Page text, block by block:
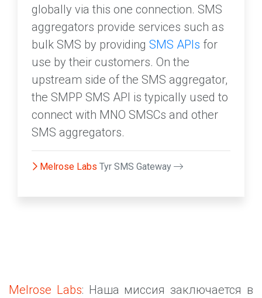
globally via this one connection. SMS
aggregators provide services such as
bulk SMS by providing SMS APIs for
use by their customers. On the
upstream side of the SMS aggregator,
the SMPP SMS API is typically used to
connect with MNO SMSCs and other
SMS aggregators.
Melrose Labs Tyr SMS Gateway
Melrose Labs: Наша миссия заключается в